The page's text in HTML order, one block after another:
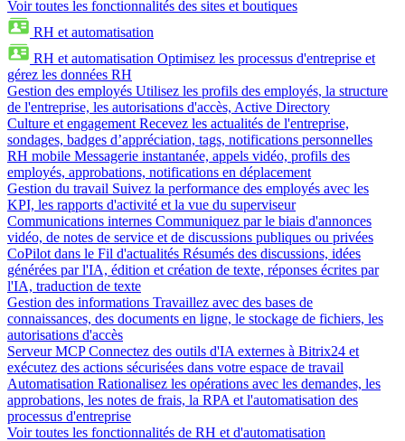
Voir toutes les fonctionnalités des sites et boutiques
RH et automatisation
RH et automatisation Optimisez les processus d'entreprise et
gérez les données RH
Gestion des employés Utilisez les profils des employés, la structure
de l'entreprise, les autorisations d'accès, Active Directory
Culture et engagement Recevez les actualités de l'entreprise,
sondages, badges d’appréciation, tags, notifications personnelles
RH mobile Messagerie instantanée, appels vidéo, profils des
employés, approbations, notifications en déplacement
Gestion du travail Suivez la performance des employés avec les
KPI, les rapports d'activité et la vue du superviseur
Communications internes Communiquez par le biais d'annonces
vidéo, de notes de service et de discussions publiques ou privées
CoPilot dans le Fil d'actualités Résumés des discussions, idées
générées par l'IA, édition et création de texte, réponses écrites par
l'IA, traduction de texte
Gestion des informations Travaillez avec des bases de
connaissances, des documents en ligne, le stockage de fichiers, les
autorisations d'accès
Serveur MCP Connectez des outils d'IA externes à Bitrix24 et
exécutez des actions sécurisées dans votre espace de travail
Automatisation Rationalisez les opérations avec les demandes, les
approbations, les notes de frais, la RPA et l'automatisation des
processus d'entreprise
Voir toutes les fonctionnalités de RH et d'automatisation